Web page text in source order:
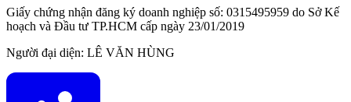
Giấy chứng nhận đăng ký doanh nghiệp số: 0315495959 do Sở Kế
hoạch và Đầu tư TP.HCM cấp ngày 23/01/2019
Người đại diện: LÊ VĂN HÙNG